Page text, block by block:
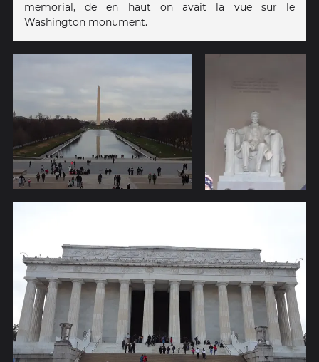
memorial, de en haut on avait la vue sur le
Washington monument.